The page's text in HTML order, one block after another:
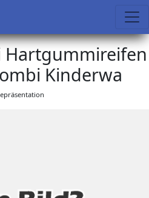
Hartgummireifen
Kinderwa